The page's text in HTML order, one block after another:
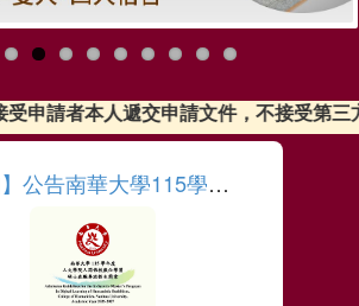
接受申請者本人遞交申請文件，不接受
【轉知】公告南華大學115學年度人文學院人間佛教數位學習碩士在職專班招生簡章相關事項